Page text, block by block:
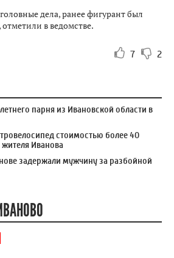
дела, ранее фигурант был
в ведомстве.
7 2
парня из Ивановской области в
стоимостью более 40
жителя Иванова
задержали мужчину за разбойной